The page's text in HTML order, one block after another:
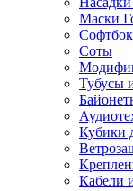
Маски
Соты
Тубусы
Кубики
Кабели